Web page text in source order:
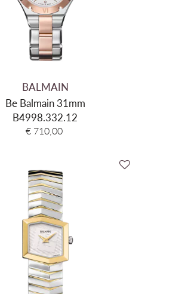
BALMAIN
Be Balmain 31mm
B4998.332.12
€ 710,00